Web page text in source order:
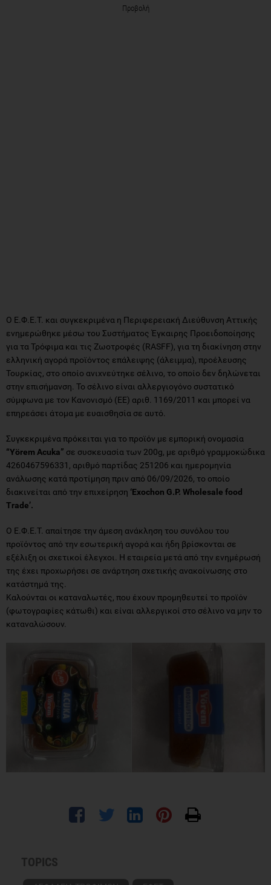
Προβολή
Ο Ε.Φ.Ε.Τ. και συγκεκριμένα η Περιφερειακή Διεύθυνση Αττικής
ενημερώθηκε μέσω του Συστήματος Έγκαιρης Προειδοποίησης
για τα Τρόφιμα και τις Ζωοτροφές (RASFF), για τη διακίνηση στην
ελληνική αγορά προϊόντος επάλειψης (άλειμμα), προέλευσης
Τουρκίας, στο οποίο ανιχνεύτηκε σέλινο, το οποίο δεν δηλώνεται
στην επισήμανση. Το σέλινο είναι αλλεργιογόνο συστατικό
σύμφωνα με τον Κανονισμό (ΕΕ) αριθ. 1169/2011 και μπορεί να
επηρεάσει άτομα με ευαισθησία σε αυτό.
Συγκεκριμένα πρόκειται για το προϊόν με εμπορική ονομασία
“Yörem Acuka” σε συσκευασία των 200g, με αριθμό γραμμοκώδικα
4260467596331, αριθμό παρτίδας 251206 και ημερομηνία
ανάλωσης κατά προτίμηση πριν από 06/09/2026, το οποίο
διακινείται από την επιχείρηση ‘Exochon G.P. Wholesale food
Trade’.
Ο Ε.Φ.Ε.Τ. απαίτησε την άμεση ανάκληση του συνόλου του
προϊόντος από την εσωτερική αγορά και ήδη βρίσκονται σε
εξέλιξη οι σχετικοί έλεγχοι. Η εταιρεία μετά από την ενημέρωσή
της έχει προχωρήσει σε ανάρτηση σχετικής ανακοίνωσης στο
κατάστημά της.
Καλούνται οι καταναλωτές, που έχουν προμηθευτεί το προϊόν
(φωτογραφίες κάτωθι) και είναι αλλεργικοί στο σέλινο να μην το
καταναλώσουν.
TOPICS